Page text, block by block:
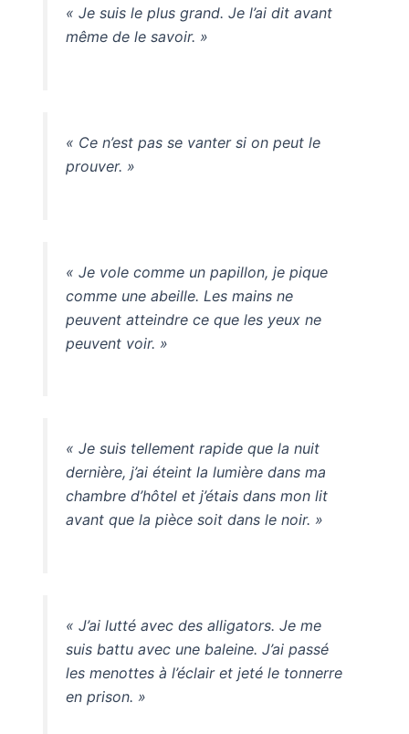
« Je suis le plus grand. Je l’ai dit avant
même de le savoir. »
« Ce n’est pas se vanter si on peut le
prouver. »
« Je vole comme un papillon, je pique
comme une abeille. Les mains ne
peuvent atteindre ce que les yeux ne
peuvent voir. »
« Je suis tellement rapide que la nuit
dernière, j’ai éteint la lumière dans ma
chambre d’hôtel et j’étais dans mon lit
avant que la pièce soit dans le noir. »
« J’ai lutté avec des alligators. Je me
suis battu avec une baleine. J’ai passé
les menottes à l’éclair et jeté le tonnerre
en prison. »